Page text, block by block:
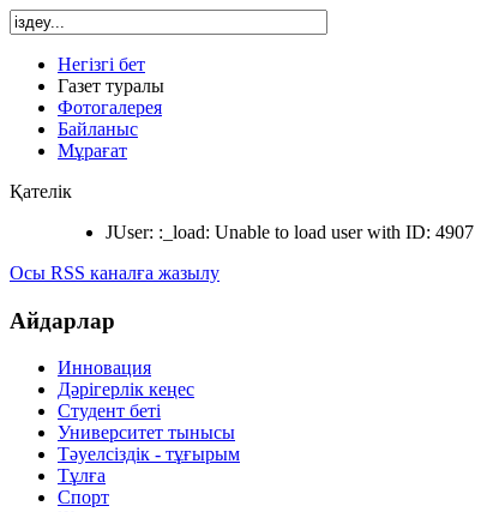
Негізгі бет
Газет туралы
Фотогалерея
Байланыс
Мұрағат
Қателік
JUser: :_load: Unable to load user with ID: 4907
Осы RSS каналға жазылу
Айдарлар
Инновация
Дәрігерлік кеңес
Студент беті
Университет тынысы
Тәуелсіздік - тұғырым
Тұлға
Спорт